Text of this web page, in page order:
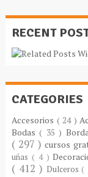
RECENT
CATEGORIES
Accesorios ( 24 )
Bodas( 35 )
( 297 )cursos
uñas ( 4 )
( 412 ) Dulceros (